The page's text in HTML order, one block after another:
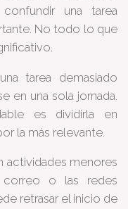
una tarea
No todo lo que
tarea demasiado
en una sola jornada.
es dividirla en
la más relevante.
actividades menores
correo o las redes
retrasar el inicio de